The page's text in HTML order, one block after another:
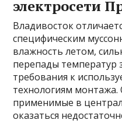
электросети
Владивосток
специфическим
влажность летом,
перепады температур
требования к
технологиям
применимые в
оказаться